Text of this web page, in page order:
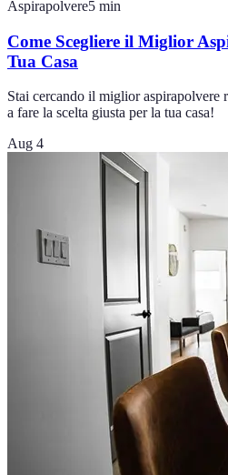
Aspirapolvere5 min
Come Scegliere il Miglior
Tua Casa
Stai cercando il miglior aspirapolvere
a fare la scelta giusta per la tua casa!
Aug 4